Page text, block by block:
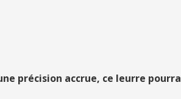
précision accrue, ce leurre pourra